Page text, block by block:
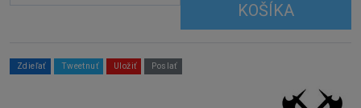
KOŠÍKA
Zdieľať Tweetnuť Uložiť Poslať